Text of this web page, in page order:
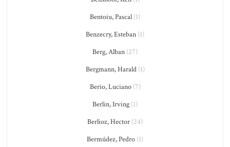
Bentoiu, Pascal (1)
Benzecry, Esteban (1)
Berg, Alban (27)
Bergmann, Harald(1)
Berio, Luciano(7)
Berlin, Irving (1)
Berlioz, Hector (24)
Bermúdez, Pedro (1)